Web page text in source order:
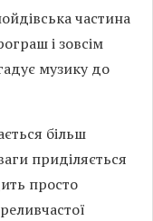
частина
і зовсім
музику до
більш
приділяється
просто